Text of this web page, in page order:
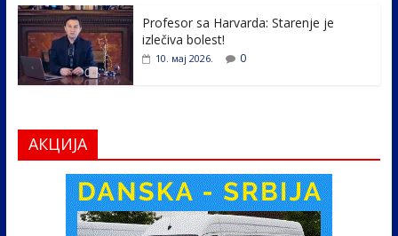
Profesor sa Harvarda: Starenje je
izlečiva bolest!
10. мај 2026. 0
АКЦИЈА